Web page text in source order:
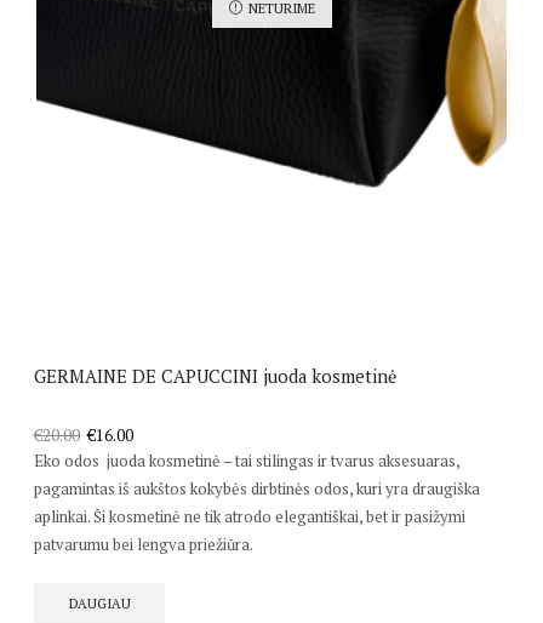
NETURIME
GERMAINE DE CAPUCCINI juoda kosmetinė
€20.00 €16.00
Eko odos juoda kosmetinė – tai stilingas ir tvarus aksesuaras,
pagamintas iš aukštos kokybės dirbtinės odos, kuri yra draugiška
aplinkai. Ši kosmetinė ne tik atrodo elegantiškai, bet ir pasižymi
patvarumu bei lengva priežiūra.
DAUGIAU